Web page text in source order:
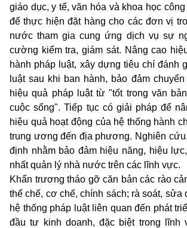
giáo dục, y tế, văn hóa và khoa học
để thực hiện đặt hàng cho các đơn vị
nước tham gia cung ứng dịch vụ sự
cường kiểm tra, giám sát. Nâng cao
hành pháp luật, xây dựng tiêu chí đánh
luật sau khi ban hành, bảo đảm
hiệu quả pháp luật từ "tốt trong văn
cuộc sống". Tiếp tục có giải pháp để
hiệu quả hoạt động của hệ thống hành
trung ương đến địa phương. Nghiên
định nhằm bảo đảm hiệu năng, hiệu
nhất quản lý nhà nước trên các lĩnh vực.
Khẩn trương tháo gỡ căn bản các rào
thể chế, cơ chế, chính sách; rà soát, sửa
hệ thống pháp luật liên quan đến phát
đầu tư kinh doanh, đặc biệt trong lĩnh